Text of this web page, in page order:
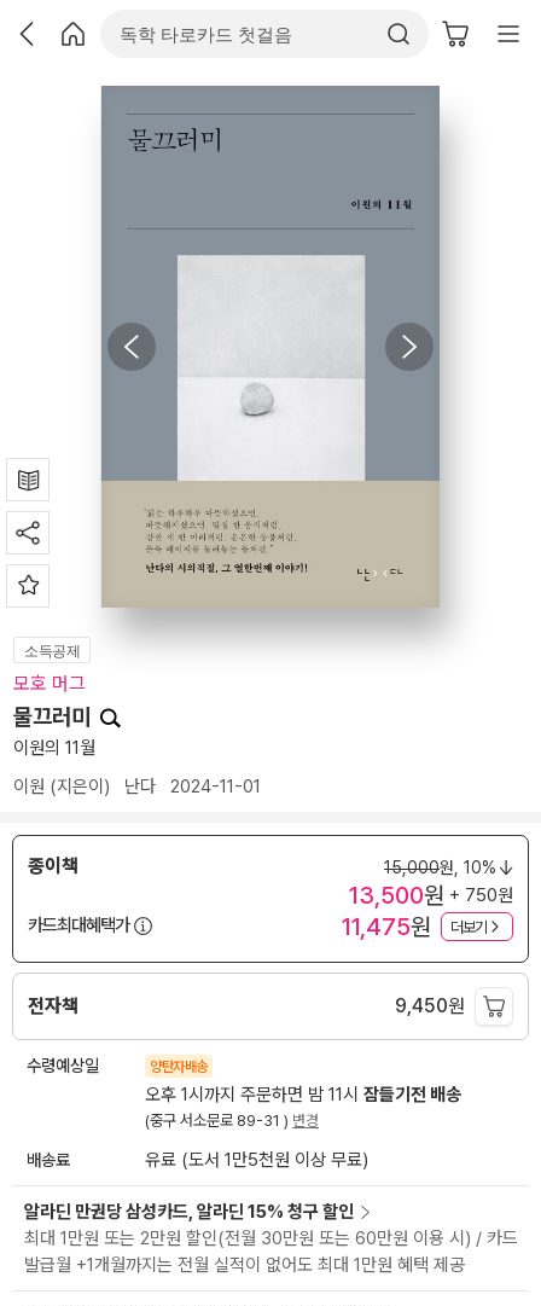
소득공제
모호 머그
물끄러미
이원의 11월
이원 (지은이) 난다 2024-11-01
종이책 15,000원, 10%
13,500원 + 750원
카드최대혜택가
11,475원 더보기
전자책 9,450원
수령예상일 양탄자배송
오후 1시까지 주문하면 밤 11시 잠들기전 배송
(중구 서소문로 89-31 ) 변경
배송료 유료 (도서 1만5천원 이상 무료)
알라딘 만권당 삼성카드, 알라딘 15% 청구 할인
최대 1만원 또는 2만원 할인(전월 30만원 또는 60만원 이용 시) / 카드
발급월 +1개월까지는 전월 실적이 없어도 최대 1만원 혜택 제공